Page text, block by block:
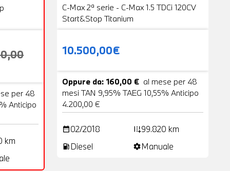
per 48
Anticipo
km
VENDUTA
C-Max 2ª serie - C-Max 1.5 TDCi 120CV
Start&Stop Titanium
10.500,00€
Oppure da: 160,00 € al mese per 48
mesi TAN 9,95% TAEG 10,55% Anticipo
4.200,00 €
date_range02/2018 add_road99.820 km
local_gas_station Diesel settingsManuale